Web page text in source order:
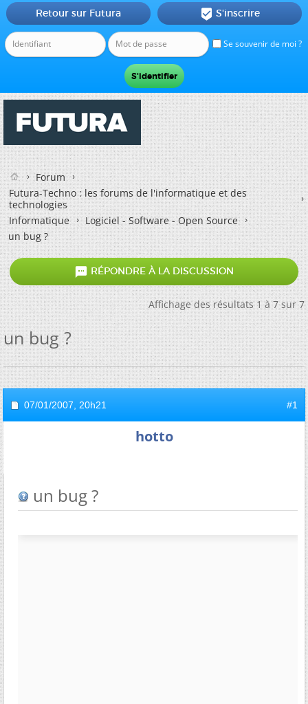
Se souvenir de moi ?
Retour sur Futura  S'inscrire
Forum
Futura-Techno : les forums de l'informatique et des
technologies
Informatique
Logiciel - Software - Open Source
un bug ?
 RÉPONDRE À LA DISCUSSION
Affichage des résultats 1 à 7 sur 7
un bug ?
07/01/2007, 20h21 #1
hotto
un bug ?